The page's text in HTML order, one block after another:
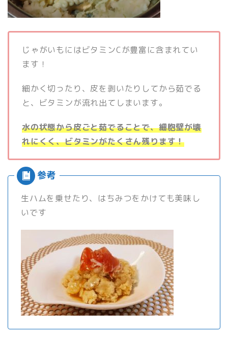
じゃがいもにはビタミンCが豊富に含まれてい
ます！
細かく切ったり、皮を剥いたりしてから茹でる
と、ビタミンが流れ出てしまいます。
水の状態から皮ごと茹でることで、細胞壁が壊
れにくく、ビタミンがたくさん残ります！
生ハムを乗せたり、はちみつをかけても美味し
いです